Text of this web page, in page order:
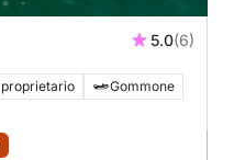
5.0(6)
Gommone